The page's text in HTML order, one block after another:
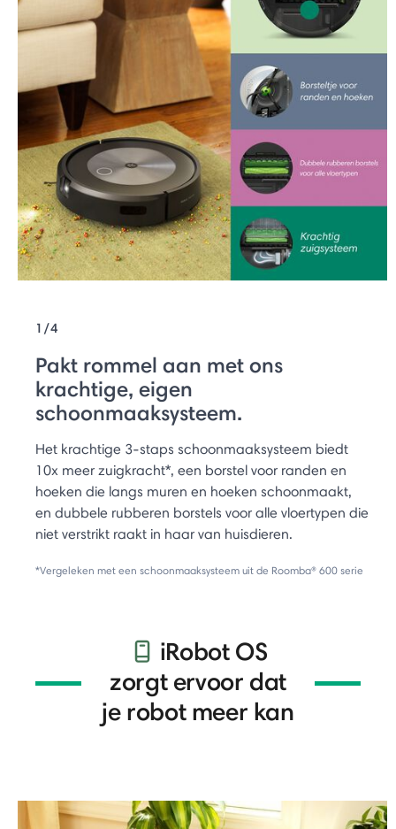
1/4
Pakt rommel aan met ons
krachtige, eigen
schoonmaaksysteem.
Het krachtige 3-staps schoonmaaksysteem biedt
10x meer zuigkracht*, een borstel voor randen en
hoeken die langs muren en hoeken schoonmaakt,
en dubbele rubberen borstels voor alle vloertypen die
niet verstrikt raakt in haar van huisdieren.
*Vergeleken met een schoonmaaksysteem uit de Roomba® 600 serie
iRobot OS
zorgt ervoor dat
je robot meer kan